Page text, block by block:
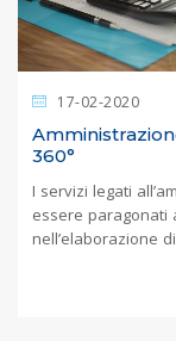
17-02-2020
360°
I servizi legati
essere paragonati
nell’elaborazione